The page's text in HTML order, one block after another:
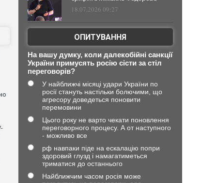
18.07.2026 09:27
ОПИТУВАННЯ
На вашу думку, коли далекобійні санкції
України примусять росію сісти за стіл
переговорів?
У найближчі місяці удари України по
росії стануть настільки болючими, що
агресору доведеться поновити
перемовини
Цього року не варто чекати поновлення
переговорного процесу. А от наступного
- можливо все
рф навпаки піде на ескалацію попри
здоровий глузд і намагатиметься
триматися до останнього
Найближчим часом росія може